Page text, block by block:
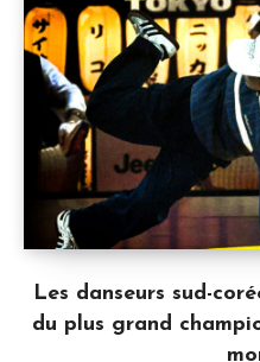
Les danseurs sud-
du plus grand